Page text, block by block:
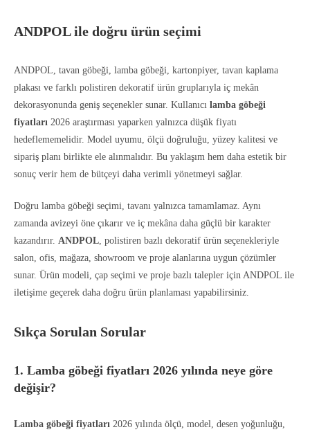
ANDPOL ile doğru ürün seçimi
ANDPOL, tavan göbeği, lamba göbeği, kartonpiyer, tavan kaplama
plakası ve farklı polistiren dekoratif ürün gruplarıyla iç mekân
dekorasyonunda geniş seçenekler sunar. Kullanıcı lamba göbeği
fiyatları 2026 araştırması yaparken yalnızca düşük fiyatı
hedeflememelidir. Model uyumu, ölçü doğruluğu, yüzey kalitesi ve
sipariş planı birlikte ele alınmalıdır. Bu yaklaşım hem daha estetik bir
sonuç verir hem de bütçeyi daha verimli yönetmeyi sağlar.
Doğru lamba göbeği seçimi, tavanı yalnızca tamamlamaz. Aynı
zamanda avizeyi öne çıkarır ve iç mekâna daha güçlü bir karakter
kazandırır. ANDPOL, polistiren bazlı dekoratif ürün seçenekleriyle
salon, ofis, mağaza, showroom ve proje alanlarına uygun çözümler
sunar. Ürün modeli, çap seçimi ve proje bazlı talepler için ANDPOL ile
iletişime geçerek daha doğru ürün planlaması yapabilirsiniz.
Sıkça Sorulan Sorular
1. Lamba göbeği fiyatları 2026 yılında neye göre
değişir?
Lamba göbeği fiyatları 2026 yılında ölçü, model, desen yoğunluğu,